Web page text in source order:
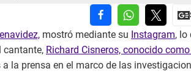
mostró mediante su Instagram, lo
cantante, Richard Cisneros, conocido como
la prensa en el marco de las